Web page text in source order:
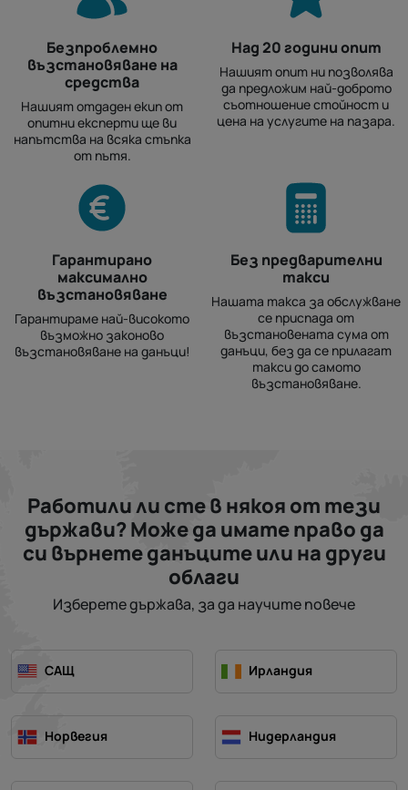
Безпроблемно
възстановяване на
средства
Нашият отдаден екип от
опитни експерти ще ви
напътства на всяка стъпка
от пътя.
Над 20 години опит
Нашият опит ни позволява
да предложим най-доброто
съотношение стойност и
цена на услугите на пазара.
Гарантирано
максимално
възстановяване
Гарантираме най-високото
възможно законово
възстановяване на данъци!
Без предварителни
такси
Нашата такса за обслужване
се приспада от
възстановената сума от
данъци, без да се прилагат
такси до самото
възстановяване.
Работили ли сте в някоя от тези
държави? Може да имате право да
си върнете данъците или на други
облаги
Изберете държава, за да научите повече
САЩ Ирландия
Норвегия Нидерландия